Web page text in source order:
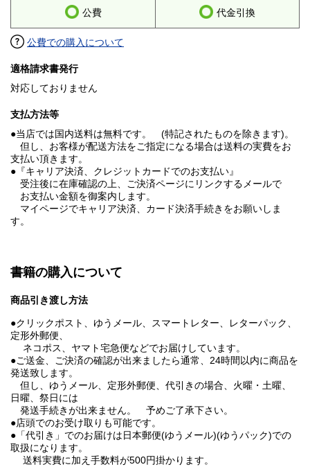
公費 代金引換
公費での購入について
適格請求書発行
対応しておりません
支払方法等
●当店では国内送料は無料です。 (特記されたものを除きます)。
但し、お客様が配送方法をご指定になる場合は送料の実費をお
支払い頂きます。
●『キャリア決済、クレジットカードでのお支払い』
受注後に在庫確認の上、ご決済ページにリンクするメールで
お支払い金額を御案内します。
マイページでキャリア決済、カード決済手続きをお願いしま
す。
書籍の購入について
商品引き渡し方法
●クリックポスト、ゆうメール、スマートレター、レターパック、
定形外郵便、
ネコポス、ヤマト宅急便などでお届けしています。
●ご送金、ご決済の確認が出来ましたら通常、24時間以内に商品を
発送致します。
但し、ゆうメール、定形外郵便、代引きの場合、火曜・土曜、
日曜、祭日には
発送手続きが出来ません。 予めご了承下さい。
●店頭でのお受け取りも可能です。
●「代引き」でのお届けは日本郵便(ゆうメール)(ゆうパック)での
取扱になります。
送料実費に加え手数料が500円掛かります。